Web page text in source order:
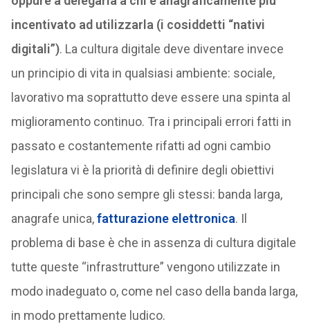
incentivato ad utilizzarla (i cosiddetti “nativi
digitali”). La cultura digitale deve diventare invece
un principio di vita in qualsiasi ambiente: sociale,
lavorativo ma soprattutto deve essere una spinta al
miglioramento continuo. Tra i principali errori fatti in
passato e costantemente rifatti ad ogni cambio
legislatura vi è la priorità di definire degli obiettivi
principali che sono sempre gli stessi: banda larga,
anagrafe unica,fatturazione elettronica. Il
problema di base è che in assenza di cultura digitale
tutte queste “infrastrutture” vengono utilizzate in
modo inadeguato o, come nel caso della banda larga,
in modo prettamente ludico.